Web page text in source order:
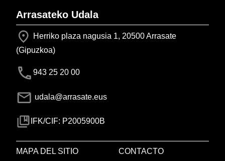
Arrasateko Udala
Herriko plaza nagusia 1, 20500 Arrasate
(Gipuzkoa)
943 25 20 00
udala@arrasate.eus
IFK/CIF: P2005900B
MAPA DEL SITIO CONTACTO